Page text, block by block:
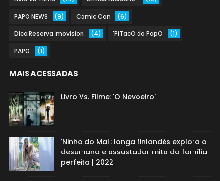
PAPO NEWS (9) Comic Con (6)
Dica Reserva Imovision (4) 'PiTacO do PapO (1)
PAPO (1)
MAIS ACESSADAS
Livro Vs. Filme: 'O Nevoeiro'
'Ninho do Mal': longa finlandês explora o
desumano e assustador mito da família
perfeita | 2022